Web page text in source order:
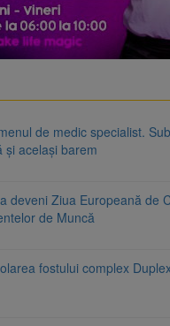
de medic specialist.
și același barem
deveni Ziua Europeană de
de Muncă
fostului complex